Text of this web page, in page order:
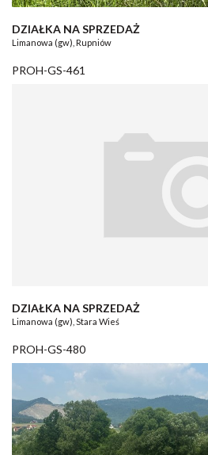
DZIAŁKA NA SPRZEDAŻ
Limanowa (gw), Rupniów
PROH-GS-461
DZIAŁKA NA SPRZEDAŻ
Limanowa (gw), Stara Wieś
PROH-GS-480